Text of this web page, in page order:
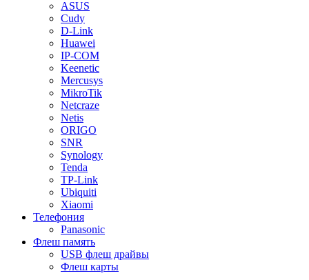
ASUS
Cudy
D-Link
Huawei
IP-COM
Keenetic
Mercusys
MikroTik
Netcraze
Netis
ORIGO
SNR
Synology
Tenda
TP-Link
Ubiquiti
Xiaomi
Телефония
Panasonic
Флеш память
USB флеш драйвы
Флеш карты